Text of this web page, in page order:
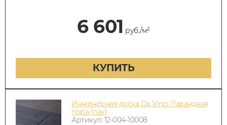
6 601 руб./м²
КУПИТЬ
Инженерная доска Da Vinci Лавандная
пора (лак)
Артикул: 12-004-10008